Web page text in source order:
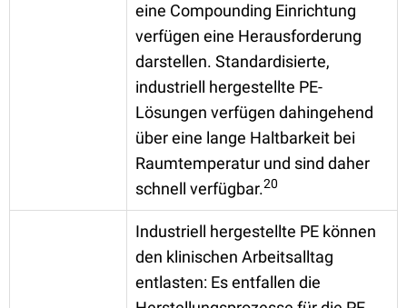
eine Compounding Einrichtung
verfügen eine Herausforderung
darstellen. Standardisierte,
industriell hergestellte PE-
Lösungen verfügen dahingehend
über eine lange Haltbarkeit bei
Raumtemperatur und sind daher
schnell verfügbar.20
Industriell hergestellte PE können
den klinischen Arbeitsalltag
entlasten: Es entfallen die